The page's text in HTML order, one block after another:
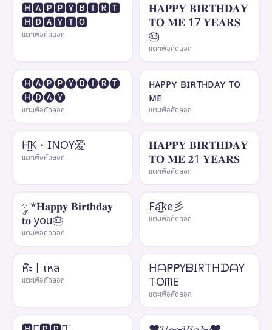
🅷🅰🅿🅿🆈🅱🅸🆁🆃
🅷🅳🅰🆈🆃🅾
แตะเพื่อคัดลอก
𝐇𝐀𝐏𝐏𝐘 𝐁𝐈𝐑𝐓𝐇𝐃𝐀𝐘
𝐓𝐎 𝐌𝐄 17 𝐘𝐄𝐀𝐑𝐒
🎂
แตะเพื่อคัดลอก
🅗🅐🅟🅟🅨🅑🅘🅡🅣
🅗🅓🅐🅨
แตะเพื่อคัดลอก
ʜᴀᴘᴘʏ ʙɪʀᴛʜᴅᴀʏ ᴛᴏ
ᴍᴇ
แตะเพื่อคัดลอก
H͜͡K・INOY爱
แตะเพื่อคัดลอก
𝐇𝐀𝐏𝐏𝐘 𝐁𝐈𝐑𝐓𝐇𝐃𝐀𝐘
𝐓𝐎 𝐌𝐄 𝟐1 𝐘𝐄𝐀𝐑𝐒
แตะเพื่อคัดลอก
༘ *𝐇𝐚𝐩𝐩𝐲 𝐁𝐢𝐫𝐭𝐡𝐝𝐚𝐲
𝐭𝐨 you🎂
แตะเพื่อคัดลอก
Fa͜͡ke彡
แตะเพื่อคัดลอก
ห๊ะ丨เหล
แตะเพื่อคัดลอก
ᕼᗩᑭᑭYᗷIᖇTᕼᗪᗩY
TOᗰE
แตะเพื่อคัดลอก